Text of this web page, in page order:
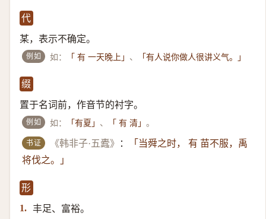
代
某，表示不确定。
例如 如： 「 有 一天晚上」 、 「有人说你做人很讲义气。」
缀
置于名词前，作音节的衬字。
例如 如： 「有夏」 、 「 有 清」。
书证 《韩非子·五蠹》 ：
「当舜之时， 有 苗不服，禹
将伐之。」
形
1. 丰足、富裕。